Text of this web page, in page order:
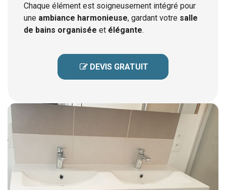
Chaque élément est soigneusement intégré pour
une ambiance harmonieuse, gardant votre salle
de bains organisée et élégante.
 DEVIS GRATUIT